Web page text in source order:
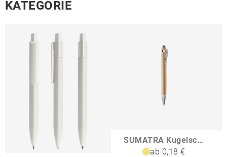
KATEGORIE
SUMATRA Kugelschreiber aus Bambus
ab 0,18 €